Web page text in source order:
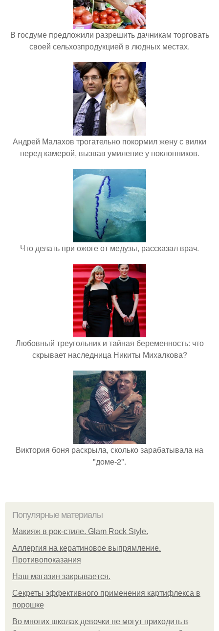
В госдуме предложили разрешить дачникам торговать
своей сельхозпродукцией в людных местах.
Андрей Малахов трогательно покормил жену с вилки
перед камерой, вызвав умиление у поклонников.
Что делать при ожоге от медузы, рассказал врач.
Любовный треугольник и тайная беременность: что
скрывает наследница Никиты Михалкова?
Виктория боня раскрыла, сколько зарабатывала на
"доме-2".
Популярные материалы
Макияж в рок-стиле. Glam Rock Style.
Аллергия на кератиновое выпрямление.
Противопоказания
Нaш магaзин зaкрывaeтся.
Секреты эффективного применения картифлекса в
порошке
Во многих школах девочки не могут приходить в